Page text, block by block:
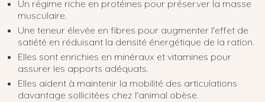
Un régime riche en protéines pour préserver la masse
musculaire.
Une teneur élevée en fibres pour augmenter l'effet de
satiété en réduisant la densité énergétique de la ration.
Elles sont enrichies en minéraux et vitamines pour
assurer les apports adéquats.
Elles aident à maintenir la mobilité des articulations
davantage sollicitées chez l'animal obèse.